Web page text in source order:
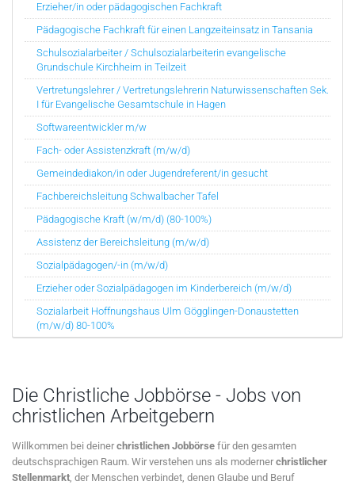
Erzieher/in oder pädagogischen Fachkraft
Pädagogische Fachkraft für einen Langzeiteinsatz in Tansania
Schulsozialarbeiter / Schulsozialarbeiterin evangelische
Grundschule Kirchheim in Teilzeit
Vertretungslehrer / Vertretungslehrerin Naturwissenschaften Sek.
I für Evangelische Gesamtschule in Hagen
Softwareentwickler m/w
Fach- oder Assistenzkraft (m/w/d)
Gemeindediakon/in oder Jugendreferent/in gesucht
Fachbereichsleitung Schwalbacher Tafel
Pädagogische Kraft (w/m/d) (80-100%)
Assistenz der Bereichsleitung (m/w/d)
Sozialpädagogen/-in (m/w/d)
Erzieher oder Sozialpädagogen im Kinderbereich (m/w/d)
Sozialarbeit Hoffnungshaus Ulm Gögglingen-Donaustetten
(m/w/d) 80-100%
Die Christliche Jobbörse - Jobs von
christlichen Arbeitgebern
Willkommen bei deinerchristlichen Jobbörse für den gesamten
deutschsprachigen Raum. Wir verstehen uns als modernerchristlicher
Stellenmarkt, der Menschen verbindet, denen Glaube und Beruf